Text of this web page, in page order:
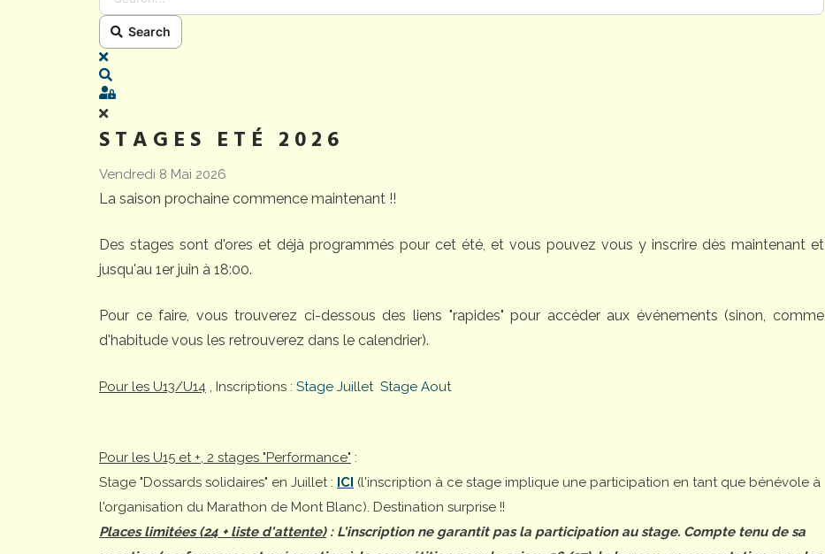
Search
x
Sign In
STAGES ETÉ 2026
Vendredi 8 Mai 2026
La saison prochaine commence maintenant !!
Des stages sont d'ores et déjà programmés pour cet été, et vous pouvez vous y inscrire dès maintenant et
jusqu'au 1er juin à 18:00.
Pour ce faire, vous trouverez ci-dessous des liens "rapides" pour accéder aux événements (sinon, comme
d'habitude vous les retrouverez dans le calendrier).
Pour les U13/U14 , Inscriptions : Stage Juillet Stage Aout
Pour les U15 et +, 2 stages "Performance" :
Stage "Dossards solidaires" en Juillet : ICI (l'inscription à ce stage implique une participation en tant que bénévole à
l'organisation du Marathon de Mont Blanc). Destination surprise !!
Places limitées (24 + liste d'attente): L'inscription ne garantit pas la participation au stage. Compte tenu de sa